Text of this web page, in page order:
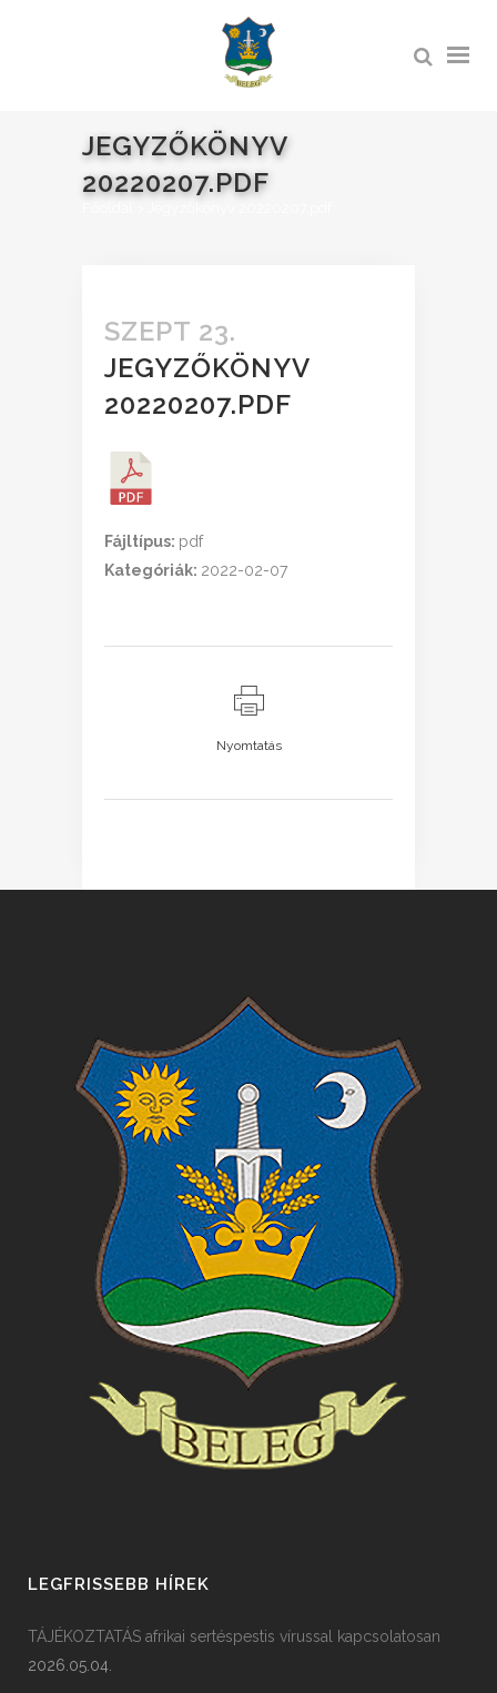
JEGYZŐKÖNYV
20220207.PDF
SZEPT 23.
JEGYZŐKÖNYV
20220207.PDF
Fájltípus: pdf
Kategóriák: 2022-02-07
Nyomtatás
LEGFRISSEBB HÍREK
TÁJÉKOZTATÁS afrikai sertéspestis vírussal kapcsolatosan
2026.05.04.